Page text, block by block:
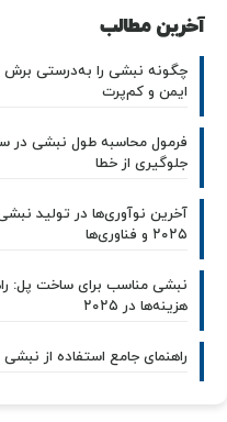
آخرین مطالب
چگونه نبشی را به‌درستی
ایمن و کم‌پرت
فرمول محاسبه طول نبشی در
جلوگیری از خطا
آخرین نوآوری‌ها در تولید
۲۰۲۵ و فناوری‌ها
نبشی مناسب برای ساخت پل:
هزینه‌ها در ۲۰۲۵
راهنمای جامع استفاده از